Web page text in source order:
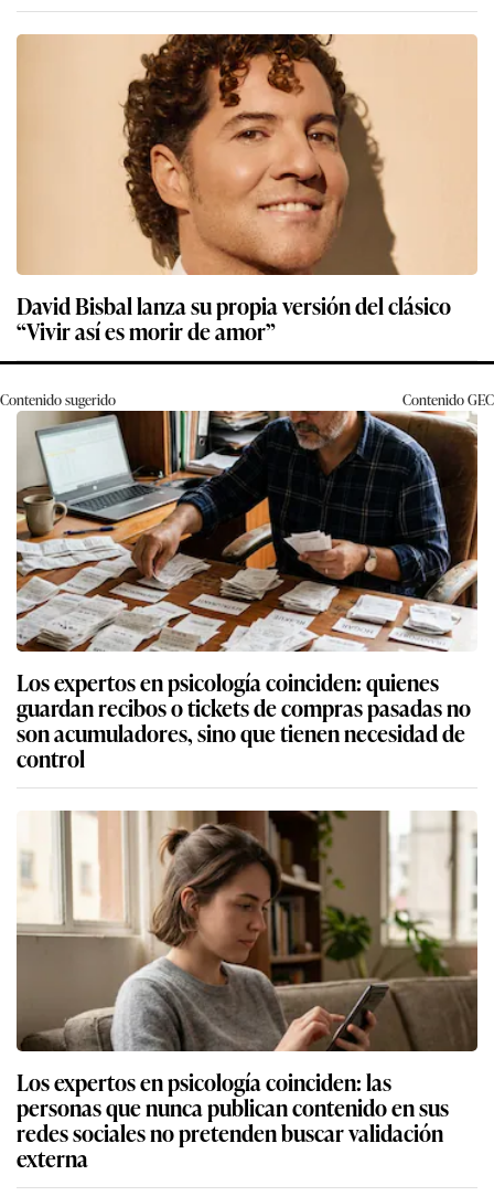
David Bisbal lanza su propia versión del clásico
“Vivir así es morir de amor”
Contenido sugerido ContenidoGEC
Los expertos en psicología coinciden: quienes
guardan recibos o tickets de compras pasadas no
son acumuladores, sino que tienen necesidad de
control
Los expertos en psicología coinciden: las
personas que nunca publican contenido en sus
redes sociales no pretenden buscar validación
externa